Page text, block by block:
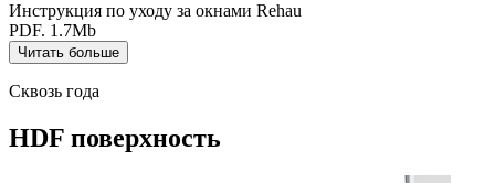
Инструкция по уходу за окнами Rehau
PDF. 1.7Mb
Читать больше
Сквозь года
HDF поверхность